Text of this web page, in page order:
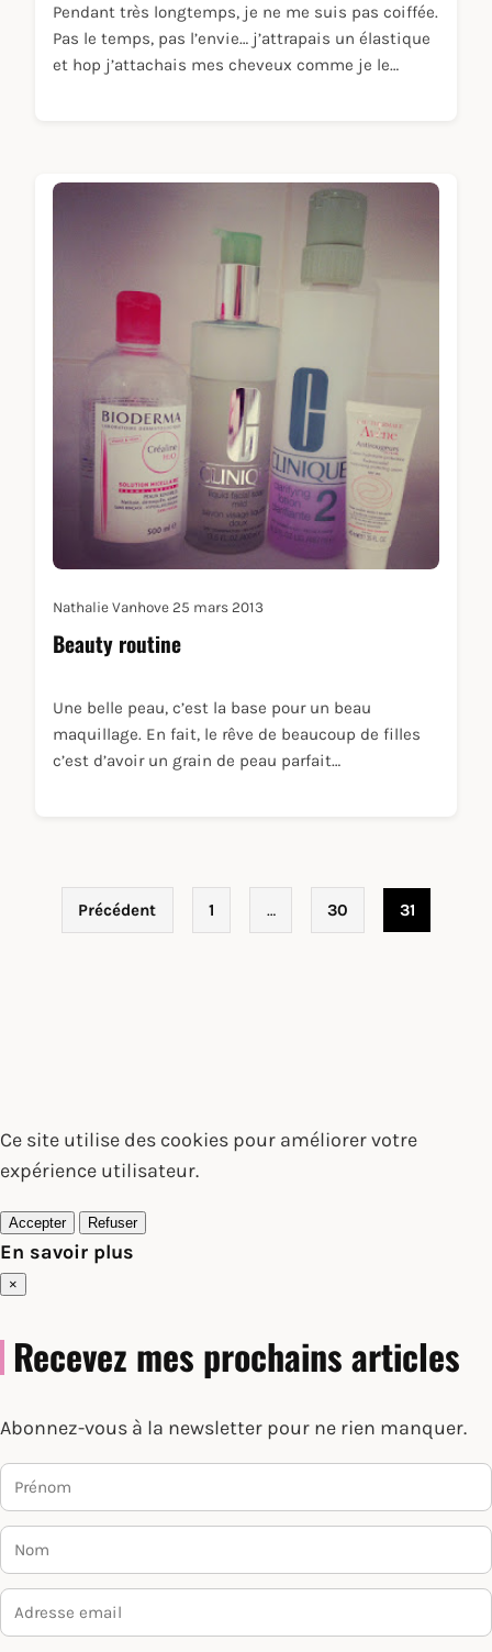
Pendant très longtemps, je ne me suis pas coiffée.
Pas le temps, pas l’envie… j’attrapais un élastique
et hop j’attachais mes cheveux comme je le…
Nathalie Vanhove 25 mars 2013
Beauty routine
Une belle peau, c’est la base pour un beau
maquillage. En fait, le rêve de beaucoup de filles
c’est d’avoir un grain de peau parfait…
Pagination des publications
Précédent 1 … 30 31
Ce site utilise des cookies pour améliorer votre
expérience utilisateur.
Accepter Refuser
En savoir plus
×
Recevez mes prochains articles
Abonnez-vous à la newsletter pour ne rien manquer.